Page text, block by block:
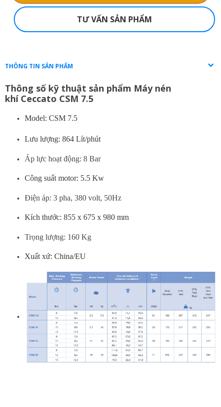
TƯ VẤN SẢN PHẨM
THÔNG TIN SẢN PHẨM
Thông số kỹ thuật sản phẩm Máy nén
khí Ceccato CSM 7.5
Model: CSM 7.5
Lưu lượng: 864 Lít/phút
Áp lực hoạt động: 8 Bar
Công suất motor: 5.5 Kw
Điện áp: 3 pha, 380 volt, 50Hz
Kích thước: 855 x 675 x 980 mm
Trọng lượng: 160 Kg
Xuất xứ: China/EU